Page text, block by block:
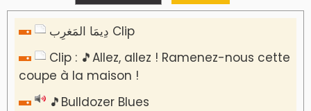
دِيمَا المَغرِب Clip
Clip : 🎵Allez, allez ! Ramenez-nous cette
coupe à la maison !
🎵Bulldozer Blues